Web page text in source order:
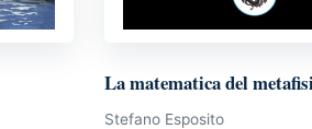
La matematica del
Stefano Esposito